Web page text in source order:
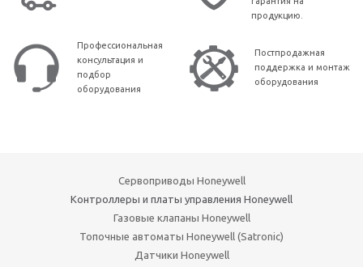
продукцию.
Профессиональная
консультация и
подбор
оборудования
Постпродажная
поддержка и монтаж
оборудования
Сервоприводы Honeywell
Контроллеры и платы управления Honeywell
Газовые клапаны Honeywell
Топочные автоматы Honeywell (Satronic)
Датчики Honeywell